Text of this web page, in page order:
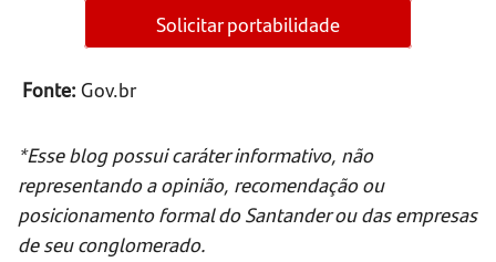
Solicitar portabilidade
Fonte: Gov.br
*Esse blog possui caráter informativo, não
representando a opinião, recomendação ou
posicionamento formal do Santander ou das empresas
de seu conglomerado.